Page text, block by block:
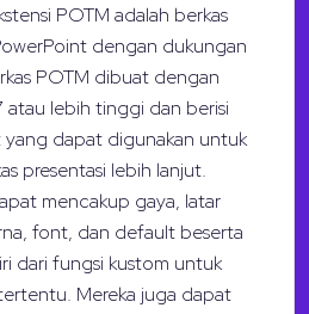
POTM adalah berkas
dengan dukungan
POTM dibuat dengan
lebih tinggi dan berisi
dapat digunakan untuk
presentasi lebih lanjut.
mencakup gaya, latar
font, dan default beserta
dari fungsi kustom untuk
Mereka juga dapat